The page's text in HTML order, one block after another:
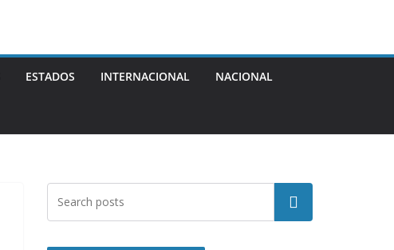
ESTADOS INTERNACIONAL NACIONAL
Buscar